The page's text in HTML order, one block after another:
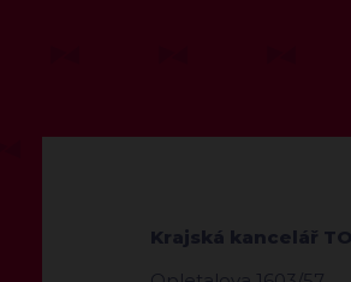
Krajská kancelář